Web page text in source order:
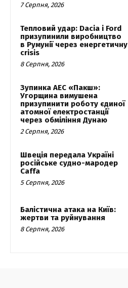
7 Серпня, 2026
Тепловий удар: Dacia і Ford
призупинили виробництво
в Румунії через енергетичну
crisis
8 Серпня, 2026
Зупинка АЕС «Пакш»:
Угорщина вимушена
призупинити роботу єдиної
атомної електростанції
через обміління Дунаю
2 Серпня, 2026
Швеція передала Україні
російське судно-мародер
Caffa
5 Серпня, 2026
Балістична атака на Київ:
жертви та руйнування
8 Серпня, 2026